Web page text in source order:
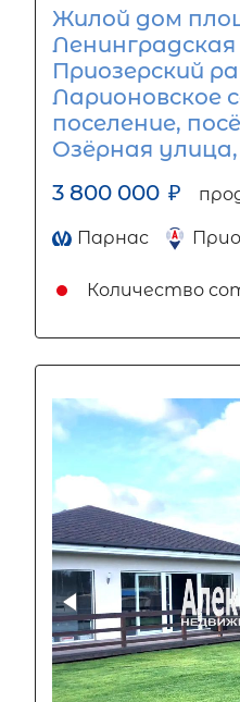
Жилой дом
Приозерский
Ларионовское
поселение,
Озёрная улица,
3 800 000 ₽
Парнас
Количество